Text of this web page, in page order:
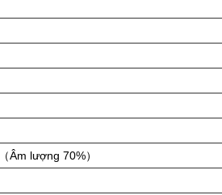
Âm lượng 70%）